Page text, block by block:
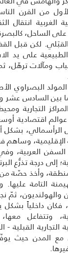
من القرن
الغربية انتقال
على الساحل،
لكن قبل
على يد
ومآلات ترهّل،
المولد البصراوي
بين السادس عشر
التجارية
اقتصادية
بشكل
الإقليمية،
السفن العربية،
إلى درجة تذرُّع
وأخذ حصّة من
التامة
ثمّ
فكان داخلياً
وتتفاعل
التجارية القبلية
مع المدن حيث